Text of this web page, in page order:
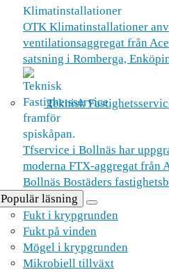
OTK Klimatinstallationer
ventilationsaggregat från
satsning i Romberga,
Teknisk
Tfservice i Bollnäs har
moderna FTX-aggregat från
Bollnäs Bostäders
Populär läsning
Fukt i krypgrunden
Fukt på vinden
Mögel i krypgrunden
Mikrobiell tillväxt